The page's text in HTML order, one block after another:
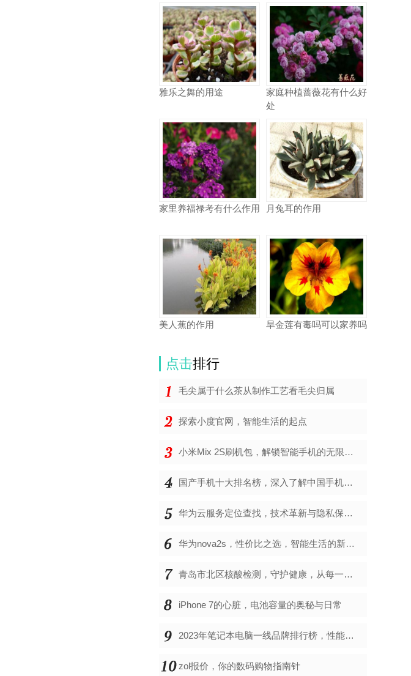
雅乐之舞的用途
家庭种植蔷薇花有什么好
处
家里养福禄考有什么作用 月兔耳的作用
美人蕉的作用 旱金莲有毒吗可以家养吗
点击排行
毛尖属于什么茶从制作工艺看毛尖归属
探索小度官网，智能生活的起点
小米Mix 2S刷机包，解锁智能手机的无限可能
国产手机十大排名榜，深入了解中国手机市场的佼佼者
华为云服务定位查找，技术革新与隐私保护的双重奏
华为nova2s，性价比之选，智能生活的新伙伴
青岛市北区核酸检测，守护健康，从每一次检测开始
iPhone 7的心脏，电池容量的奥秘与日常
2023年笔记本电脑一线品牌排行榜，性能、创新与用户满意度的综合考量
zol报价，你的数码购物指南针